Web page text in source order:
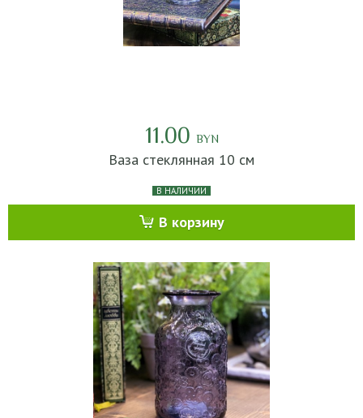
11.00 BYN
Ваза стеклянная 10 см
В НАЛИЧИИ
В корзину